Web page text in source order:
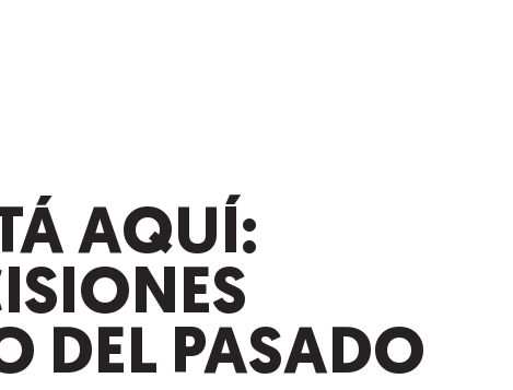
AQUÍ:
DEL PASADO